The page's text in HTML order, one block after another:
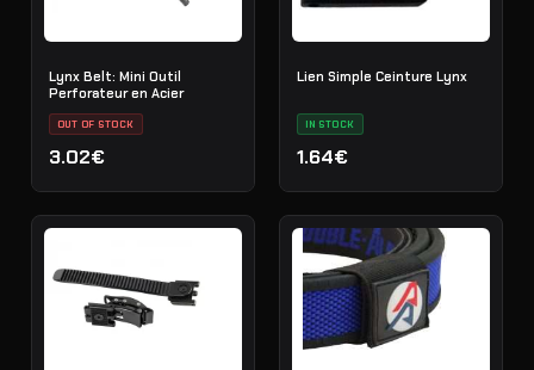
Lynx Belt: Mini Outil
Perforateur en Acier
OUT OF STOCK
3.02€
Lien Simple Ceinture Lynx
IN STOCK
1.64€